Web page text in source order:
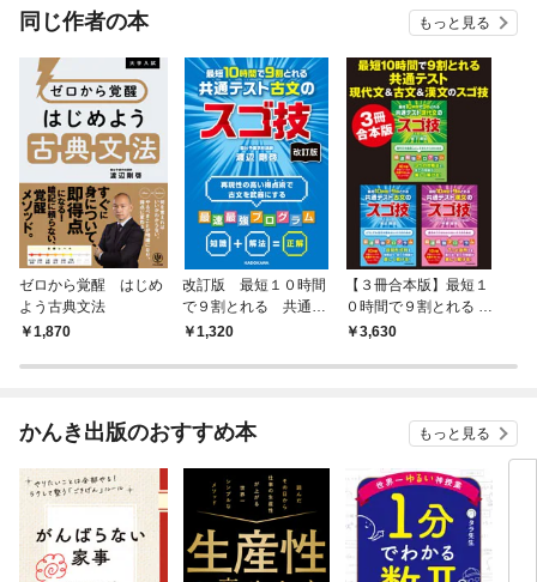
同じ作者の本 もっと見る
ゼロから覚醒 はじめ
よう古典文法
1,870
改訂版 最短１０時間
で９割とれる 共通テ
スト古文のスゴ技
1,320
【３冊合本版】最短１
０時間で９割とれる 共
通テスト現代文＆古文
3,630
かんき出版のおすすめ本 もっと見る